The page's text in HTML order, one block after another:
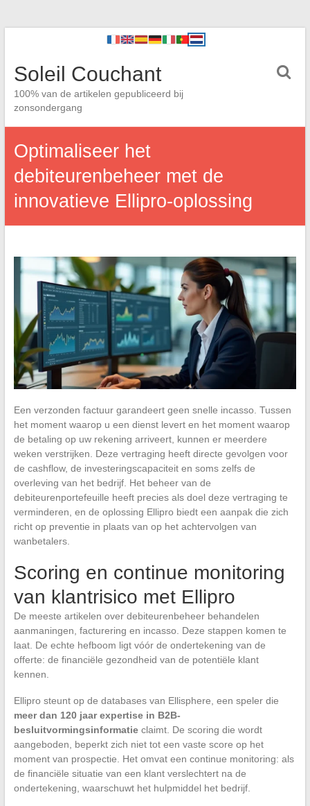
Soleil Couchant
100% van de artikelen gepubliceerd bij
zonsondergang
Optimaliseer het
debiteurenbeheer met de
innovatieve Ellipro-oplossing
Een verzonden factuur garandeert geen snelle incasso. Tussen
het moment waarop u een dienst levert en het moment waarop
de betaling op uw rekening arriveert, kunnen er meerdere
weken verstrijken. Deze vertraging heeft directe gevolgen voor
de cashflow, de investeringscapaciteit en soms zelfs de
overleving van het bedrijf. Het beheer van de
debiteurenportefeuille heeft precies als doel deze vertraging te
verminderen, en de oplossing Ellipro biedt een aanpak die zich
richt op preventie in plaats van op het achtervolgen van
wanbetalers.
Scoring en continue monitoring
van klantrisico met Ellipro
De meeste artikelen over debiteurenbeheer behandelen
aanmaningen, facturering en incasso. Deze stappen komen te
laat. De echte hefboom ligt vóór de ondertekening van de
offerte: de financiële gezondheid van de potentiële klant
kennen.
Ellipro steunt op de databases van Ellisphere, een speler die
meer dan 120 jaar expertise in B2B-
besluitvormingsinformatieclaimt. De scoring die wordt
aangeboden, beperkt zich niet tot een vaste score op het
moment van prospectie. Het omvat een continue monitoring: als
de financiële situatie van een klant verslechtert na de
ondertekening, waarschuwt het hulpmiddel het bedrijf.